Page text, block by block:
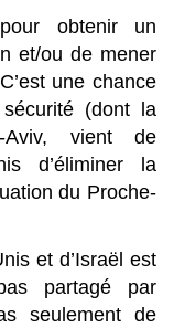
obtenir un
et/ou de mener
une chance
(dont la
Aviv, vient de
d’éliminer la
du Proche-
et d’Israël est
partagé par
seulement de